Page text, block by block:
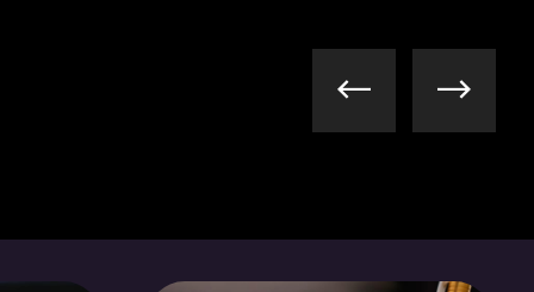
PreviousNext